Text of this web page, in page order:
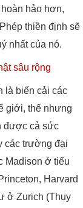
hảo hơn,
thiền định sẽ
nhất của nó.
sâu rộng
là biến cải các
giới, thế nhưng
được cả sức
các trường đại
Madison ở tiểu
Harvard
ở Zurich (Thụy